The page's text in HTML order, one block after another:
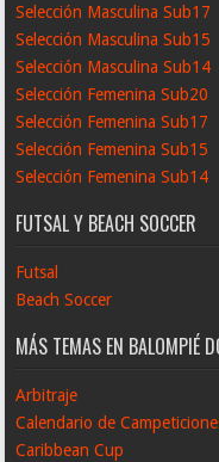
Selección Masculina Sub17
Selección Masculina Sub15
Selección Masculina Sub14
Selección Femenina Sub20
Selección Femenina Sub17
Selección Femenina Sub15
Selección Femenina Sub14
FUTSAL Y BEACH SOCCER
Futsal
Beach Soccer
MÁS TEMAS EN BALOMPIÉ
Arbitraje
Calendario de
Caribbean Cup